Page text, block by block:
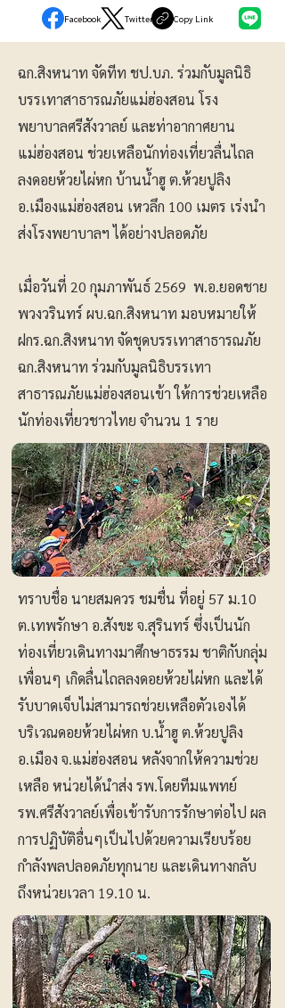
Facebook Twitter Copy Link
ฉก.สิงหนาท จัดทีท ชป.บภ. ร่วมกับมูลนิธิ
บรรเทาสาธารณภัยแม่ฮ่องสอน โรง
พยาบาลศรีสังวาลย์ และท่าอากาศยาน
แม่ฮ่องสอน ช่วยเหลือนักท่องเที่ยวลื่นไถล
ลงดอยห้วยไผ่หก บ้านน้ำฮู ต.ห้วยปูลิง
อ.เมืองแม่ฮ่องสอน เหวลึก 100 เมตร เร่งนำ
ส่งโรงพยาบาลฯ ได้อย่างปลอดภัย
เมื่อวันที่ 20 กุมภาพันธ์ 2569 พ.อ.ยอดชาย
พวงวรินทร์ ผบ.ฉก.สิงหนาท มอบหมายให้
ฝกร.ฉก.สิงหนาท จัดชุดบรรเทาสาธารณภัย
ฉก.สิงหนาท ร่วมกับมูลนิธิบรรเทา
สาธารณภัยแม่ฮ่องสอนเข้า ให้การช่วยเหลือ
นักท่องเที่ยวชาวไทย จำนวน 1 ราย
ทราบชื่อ นายสมควร ชมชื่น ที่อยู่ 57 ม.10
ต.เทพรักษา อ.สังขะ จ.สุรินทร์ ซึ่งเป็นนัก
ท่องเที่ยวเดินทางมาศึกษาธรรม ชาติกับกลุ่ม
เพื่อนๆ เกิดลื่นไถลลงดอยห้วยไผ่หก และได้
รับบาดเจ็บไม่สามารถช่วยเหลือตัวเองได้
บริเวณดอยห้วยไผ่หก บ.น้ำฮู ต.ห้วยปูลิง
อ.เมือง จ.แม่ฮ่องสอน หลังจากให้ความช่วย
เหลือ หน่วยได้นำส่ง รพ.โดยทีมแพทย์
รพ.ศรีสังวาลย์เพื่อเข้ารับการรักษาต่อไป ผล
การปฏิบัติอื่นๆเป็นไปด้วยความเรียบร้อย
กำลังพลปลอดภัยทุกนาย และเดินทางกลับ
ถึงหน่วยเวลา 19.10 น.